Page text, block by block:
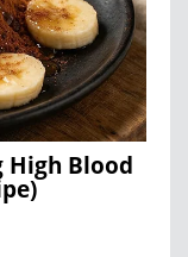
High Blood